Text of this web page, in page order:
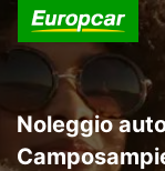
Noleggio